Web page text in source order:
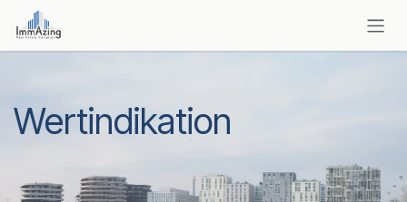
Zum Inhalt springen
Wertindikation